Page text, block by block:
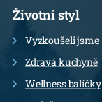
Životní styl
Vyzkoušeli jsme
Zdravá kuchyně
Wellness balíčky